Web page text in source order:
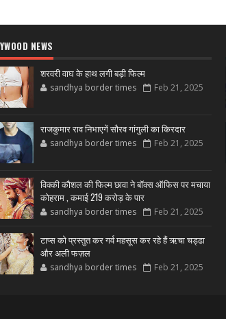
NEWS
शरवरी वाघ के हाथ लगी बड़ी फिल्म
sandhya border times Feb 21, 2025
राजकुमार राव निभाएगें सौरव गांगुली का किरदार
sandhya border times Feb 21, 2025
विक्की कौशल की फिल्म छावा ने बॉक्स ऑफिस पर मचाया
कोहराम , कमाई 219 करोड़ के पार
sandhya border times Feb 21, 2025
टाप्स को प्रस्तुत कर गर्व महसूस कर रहे हैं ऋचा चड्ढा
और अली फज़ल
sandhya border times Feb 21, 2025